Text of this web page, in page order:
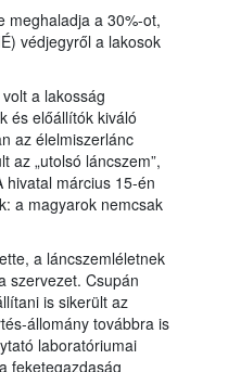
meghaladja a 30%-ot,
védjegyről a lakosok
a lakosság
és előállítók kiváló
az élelmiszerlánc
az „utolsó láncszem”,
március 15-én
a magyarok nemcsak
a láncszemléletnek
szervezet. Csupán
is sikerült az
állomány továbbra is
laboratóriumai
feketegazdaság